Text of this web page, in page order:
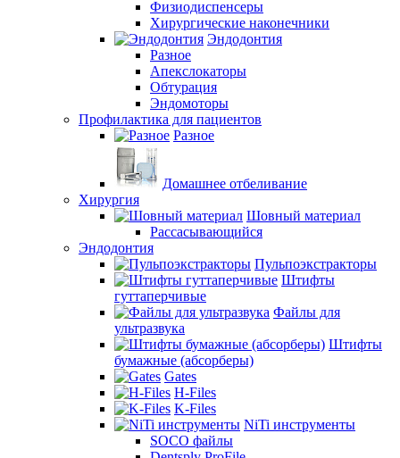
Физиодиспенсеры
Хирургические наконечники
Эндодонтия
Разное
Апекслокаторы
Обтурация
Эндомоторы
Профилактика для пациентов
Разное
Домашнее отбеливание
Хирургия
Шовный материал
Рассасывающийся
Эндодонтия
Пульпоэкстракторы
Штифты
гуттаперчивые
Файлы для
ультразвука
Штифты
бумажные (абсорберы)
Gates
H-Files
K-Files
NiTi инструменты
SOCO файлы